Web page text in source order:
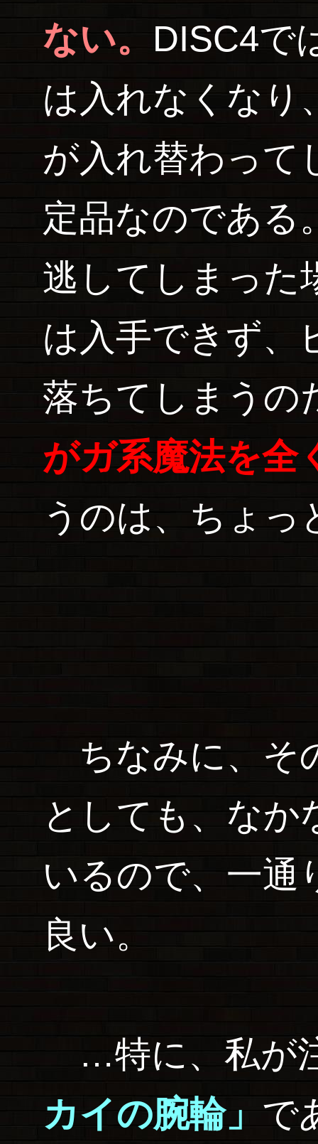
ない。 DISC4で
は入れなくなり
が入れ替わって
定品なのである
逃してしまった
は入手できず、
落ちてしまうの
がガ系魔法を全
うのは、ちょっ
ちなみに、そ
としても、なか
いるので、一通
良い。
…特に、私が
カイの腕輪」 で